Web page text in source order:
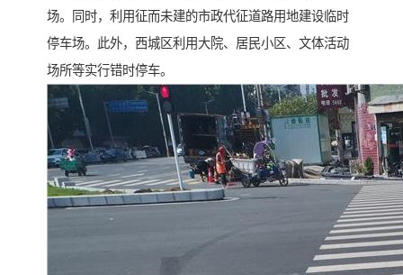
场。同时，利用征而未建的市政代征道路用地建设临时
停车场。此外，西城区利用大院、居民小区、文体活动
场所等实行错时停车。